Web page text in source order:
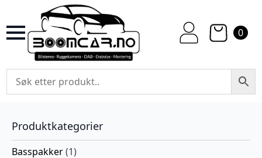
0
Produktkategorier
Basspakker(1)